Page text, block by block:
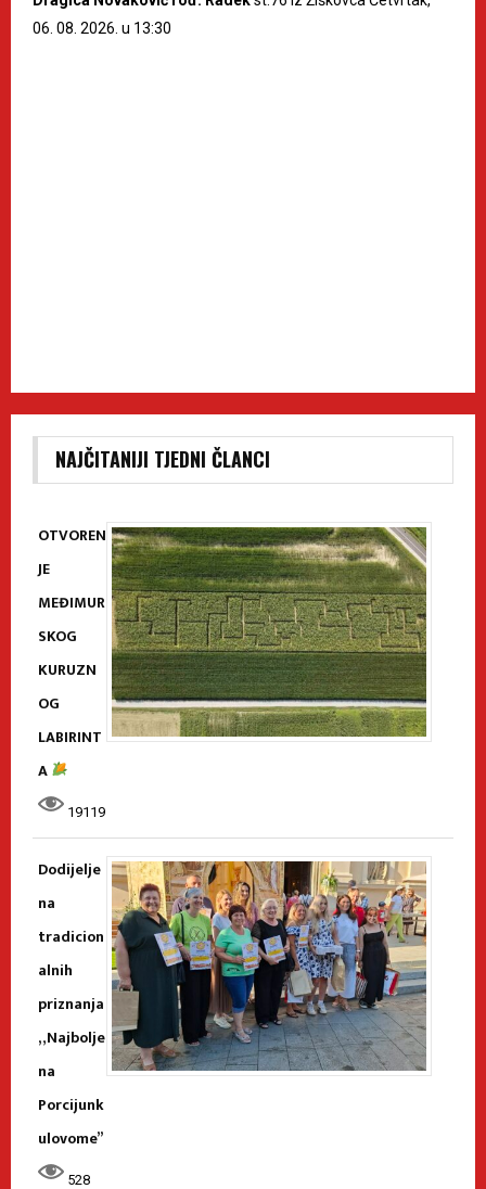
06. 08. 2026. u 13:30
NAJČITANIJI TJEDNI ČLANCI
OTVOREN
JE
MEĐIMUR
SKOG
KURUZN
OG
LABIRINT
A
19119
Dodijelje
na
tradicion
alnih
priznanja
„Najbolje
na
Porcijunk
ulovome”
528